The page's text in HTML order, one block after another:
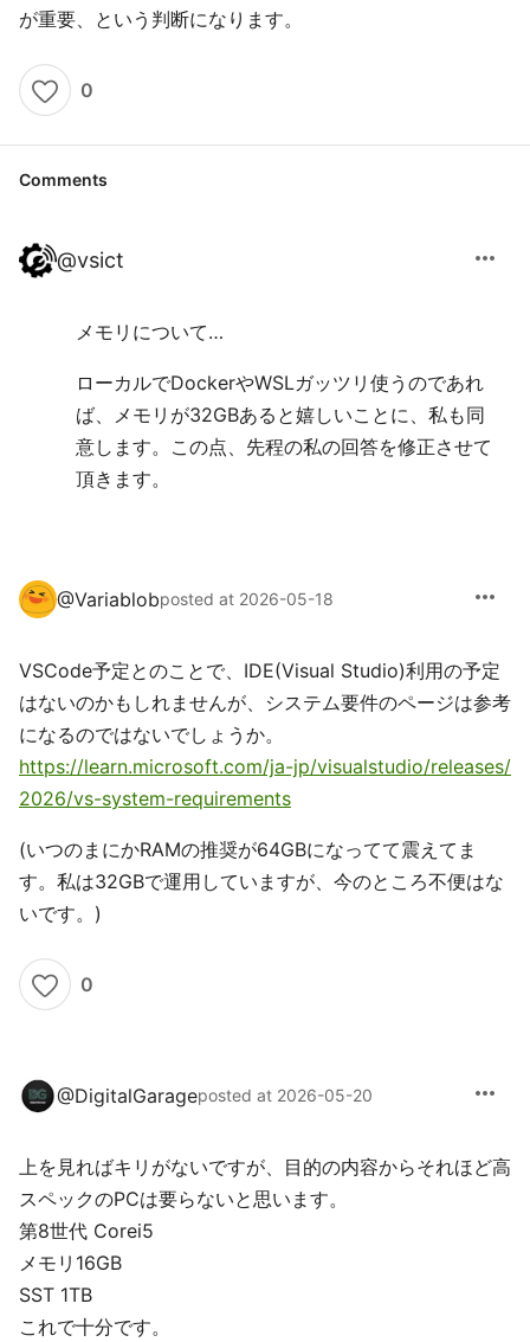
が重要、という判断になります。
0
Comments
@vsict more_horiz
メモリについて…
ローカルでDockerやWSLガッツリ使うのであれ
ば、メモリが32GBあると嬉しいことに、私も同
意します。この点、先程の私の回答を修正させて
頂きます。
@Variablobposted at 2026-05-18 more_horiz
VSCode予定とのことで、IDE(Visual Studio)利用の予定
はないのかもしれませんが、システム要件のページは参考
になるのではないでしょうか。
https://learn.microsoft.com/ja-jp/visualstudio/releases/
2026/vs-system-requirements
(いつのまにかRAMの推奨が64GBになってて震えてま
す。私は32GBで運用していますが、今のところ不便はな
いです。)
0
@DigitalGarageposted at 2026-05-20 more_horiz
上を見ればキリがないですが、目的の内容からそれほど高
スペックのPCは要らないと思います。
第8世代 Corei5
メモリ16GB
SST 1TB
これで十分です。